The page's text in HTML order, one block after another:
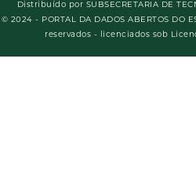
Distribuído por SUBSECRETARIA DE
© 2024 - PORTAL DA DADOS ABERTOS DO
reservados - licenciados sob